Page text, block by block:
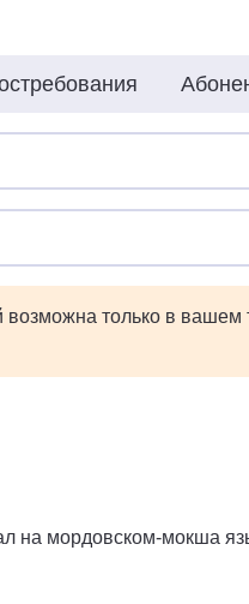
возможна только в вашем
на мордовском-мокша